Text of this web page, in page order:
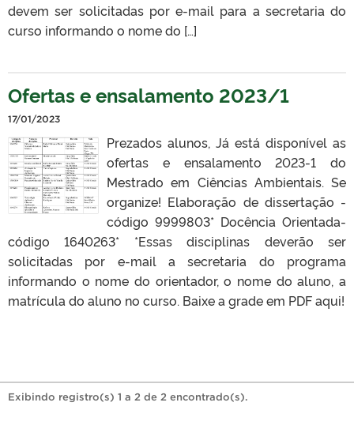
devem ser solicitadas por e-mail para a secretaria do
curso informando o nome do […]
Ofertas e ensalamento 2023/1
17/01/2023
Prezados alunos, Já está disponível as
ofertas e ensalamento 2023-1 do
Mestrado em Ciências Ambientais. Se
organize! Elaboração de dissertação -
código 9999803* Docência Orientada-
código 1640263* *Essas disciplinas deverão ser
solicitadas por e-mail a secretaria do programa
informando o nome do orientador, o nome do aluno, a
matrícula do aluno no curso. Baixe a grade em PDF aqui!
Exibindo registro(s) 1 a 2 de 2 encontrado(s).